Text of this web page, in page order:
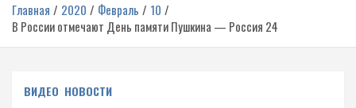
Главная 2020 Февраль
10
В России отмечают День памяти Пушкина — Россия 24
ВИДЕО НОВОСТИ